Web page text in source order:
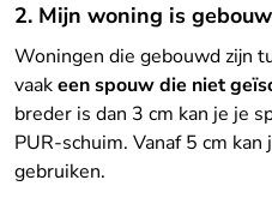
2. Mijn woning is
Woningen die gebouwd zijn
vaakeen spouw die niet
breder is dan 3 cm kan je je
PUR-schuim. Vanaf 5 cm
gebruiken.